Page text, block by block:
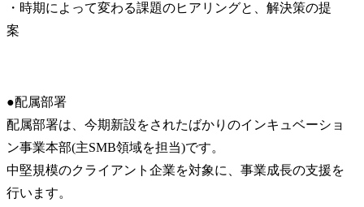
・時期によって変わる課題のヒアリングと、解決策の提
案
●配属部署
配属部署は、今期新設をされたばかりのインキュベーショ
ン事業本部(主SMB領域を担当)です。
中堅規模のクライアント企業を対象に、事業成長の支援を
行います。